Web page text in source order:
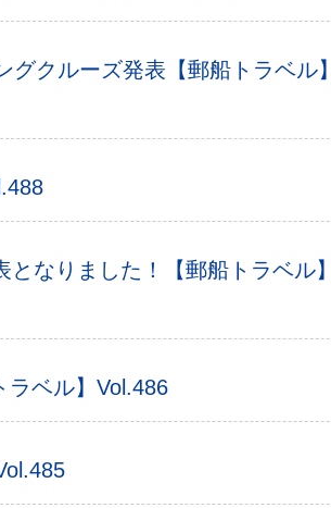
グクルーズ発表【郵船トラベ
なりました！【郵船トラベ
ラベル】Vol.486